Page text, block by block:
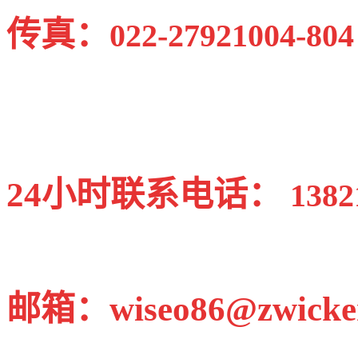
传真： 022-27921004-804
24小时联系电话：
邮箱：